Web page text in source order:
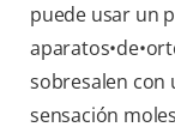
puede usar un
sobresalen con
sensación